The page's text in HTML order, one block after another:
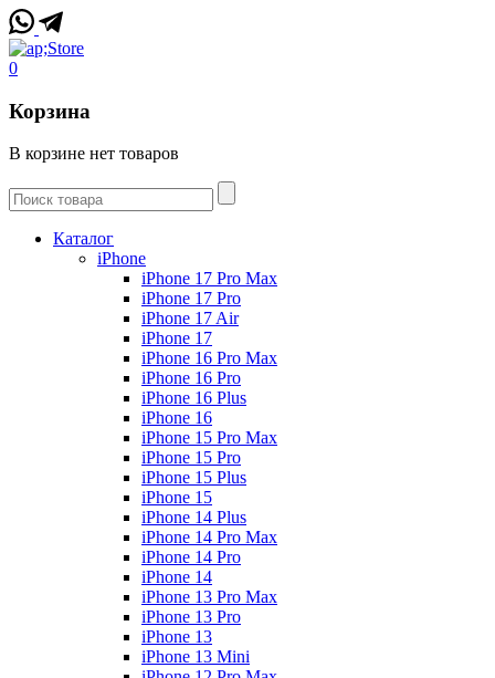
0
Корзина
В корзине нет товаров
Каталог
iPhone
iPhone 17 Pro Max
iPhone 17 Pro
iPhone 17 Air
iPhone 17
iPhone 16 Pro Max
iPhone 16 Pro
iPhone 16 Plus
iPhone 16
iPhone 15 Pro Max
iPhone 15 Pro
iPhone 15 Plus
iPhone 15
iPhone 14 Plus
iPhone 14 Pro Max
iPhone 14 Pro
iPhone 14
iPhone 13 Pro Max
iPhone 13 Pro
iPhone 13
iPhone 13 Mini